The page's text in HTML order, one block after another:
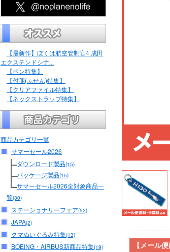
【最新作】ぼくは航空管制官4 成田
エクステンドシナ...
【ペン特集】
【付箋(ふせん)特集】
【クリアファイル特集】
【ネックストラップ特集】
商品カテゴリ一覧
サマーセール2026
ダウンロード製品(15)
パッケージ製品(15)
サマーセール2026全対象商品一
覧(30)
ステーショナリーフェア(52)
JAPA(2)
クマぬいぐるみ特集(13)
BOEING・AIRBUS新商品特集(19)
【メール